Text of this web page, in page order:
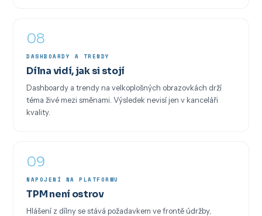
08
DASHBOARDY A TRENDY
Dílna vidí, jak si stojí
Dashboardy a trendy na velkoplošných obrazovkách drží
téma živé mezi směnami. Výsledek nevisí jen v kanceláři
kvality.
09
NAPOJENÍ NA PLATFORMU
TPM není ostrov
Hlášení z dílny se stává požadavkem ve frontě údržby,